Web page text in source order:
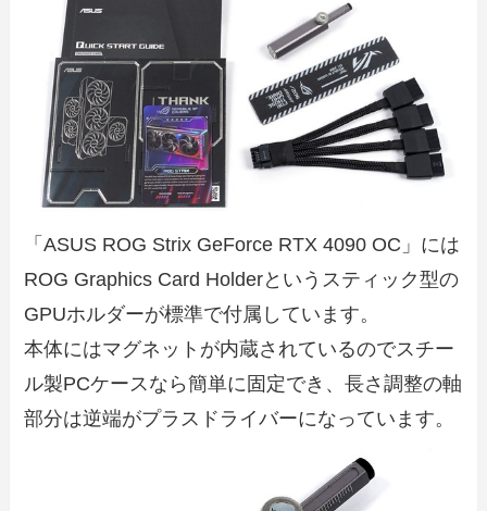
「ASUS ROG Strix GeForce RTX 4090 OC」には
ROG Graphics Card Holderというスティック型の
GPUホルダーが標準で付属しています。
本体にはマグネットが内蔵されているのでスチー
ル製PCケースなら簡単に固定でき、長さ調整の軸
部分は逆端がプラスドライバーになっています。